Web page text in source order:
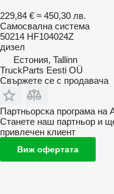
229,84 € ≈ 450,30 лв.
Самосвална система
50214 HF104024Z
дизел
Естония, Tallinn
TruckParts Eesti OÜ
Свържете се с продавача
Партньорска програма на
Станете наш партньор и
привлечен клиент
Виж офертата